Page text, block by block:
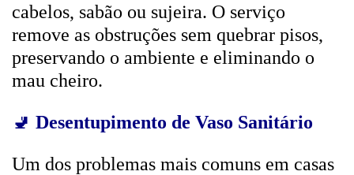
cabelos, sabão ou sujeira. O serviço
remove as obstruções sem quebrar pisos,
preservando o ambiente e eliminando o
mau cheiro.
🚽 Desentupimento de Vaso Sanitário
Um dos problemas mais comuns em casas